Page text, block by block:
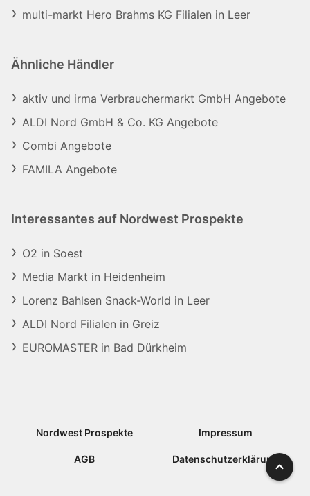
multi-markt Hero Brahms KG Filialen in Leer
Ähnliche Händler
aktiv und irma Verbrauchermarkt GmbH Angebote
ALDI Nord GmbH & Co. KG Angebote
Combi Angebote
FAMILA Angebote
Interessantes auf Nordwest Prospekte
O2 in Soest
Media Markt in Heidenheim
Lorenz Bahlsen Snack-World in Leer
ALDI Nord Filialen in Greiz
EUROMASTER in Bad Dürkheim
Nordwest Prospekte Impressum
AGB Datenschutzerklärung Nach